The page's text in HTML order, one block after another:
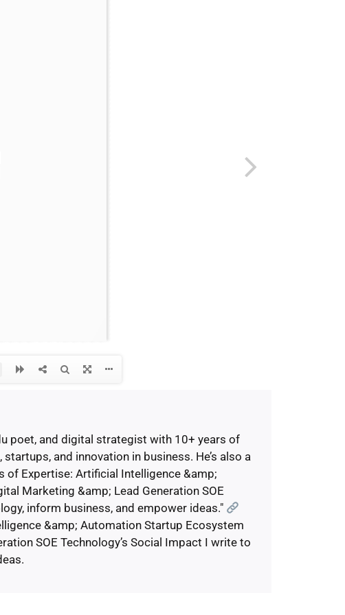
poet, and digital strategist with 10+ years of
and innovation in business. He’s also a
of Expertise: Artificial Intelligence &amp;
Marketing &amp; Lead Generation SOE
inform business, and empower ideas."
&amp; Automation Startup Ecosystem
SOE Technology’s Social Impact I write to